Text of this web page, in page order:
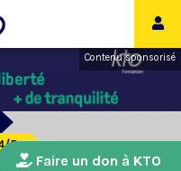
Contenu sponsorisé
5
Faire un don à KTO